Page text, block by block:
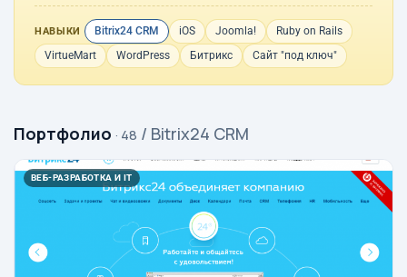
НАВЫКИ Bitrix24 CRM iOS Joomla!
Ruby on Rails
VirtueMart
WordPress Битрикс Сайт "под ключ"
Портфолио · 48 / Bitrix24 CRM
ВЕБ-РАЗРАБОТКА И IT